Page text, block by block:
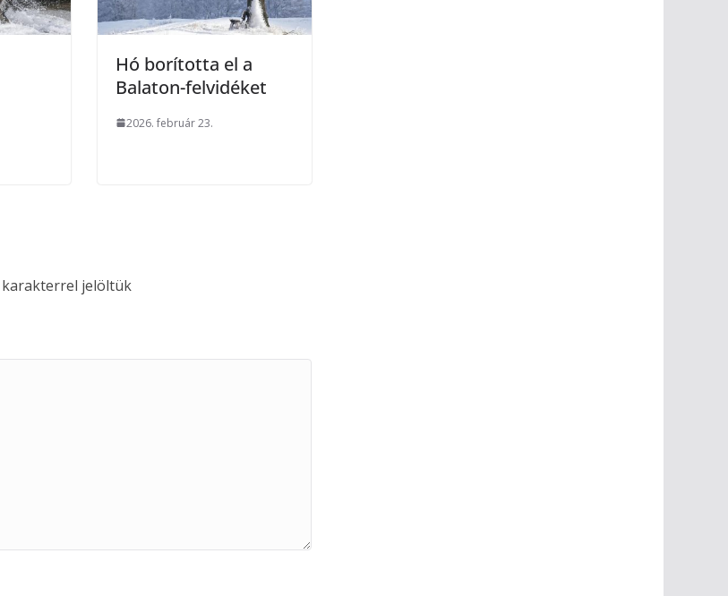
Hó borította el a
Balaton-felvidéket
2026. február 23.
karakterrel jelöltük